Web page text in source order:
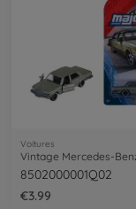
Voitures
8502000001Q02
€3.99